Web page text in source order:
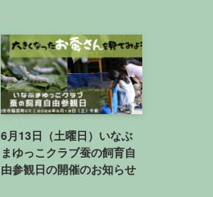
6月13日（土曜日）いなぶ
まゆっこクラブ蚕の飼育自
由参観日の開催のお知らせ